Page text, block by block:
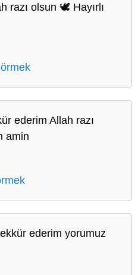
razı olsun 🕊️ Hayırlı
ederim Allah razı
amin
ederim yorumuz